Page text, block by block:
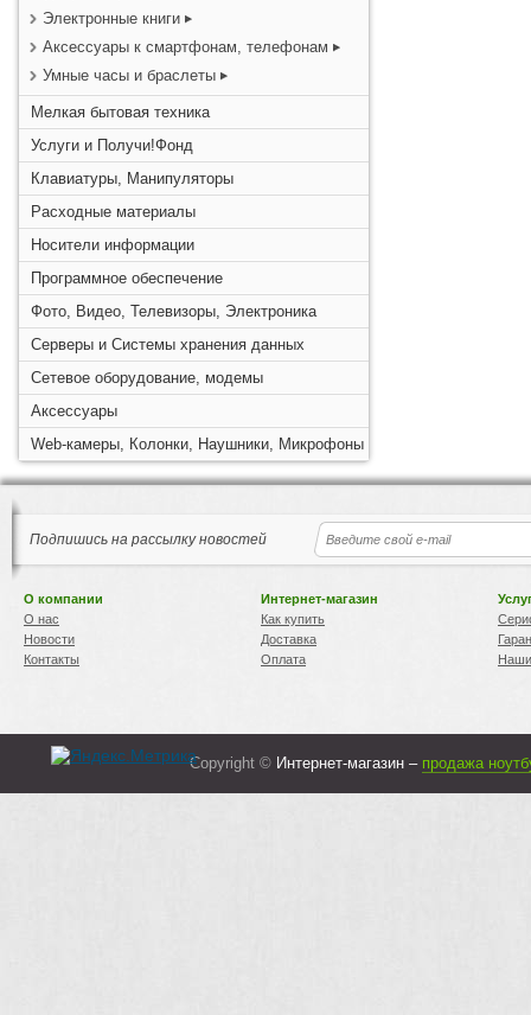
Электронные книги
Аксессуары к смартфонам, телефонам
Умные часы и браслеты
Мелкая бытовая техника
Услуги и Получи!Фонд
Клавиатуры, Манипуляторы
Расходные материалы
Носители информации
Программное обеспечение
Фото, Видео, Телевизоры, Электроника
Серверы и Системы хранения данных
Сетевое оборудование, модемы
Аксессуары
Web-камеры, Колонки, Наушники, Микрофоны
Подпишись на рассылку новостей
О компании
О нас
Новости
Контакты
Интернет-магазин
Как купить
Доставка
Оплата
Copyright © Интернет-магазин – продажа